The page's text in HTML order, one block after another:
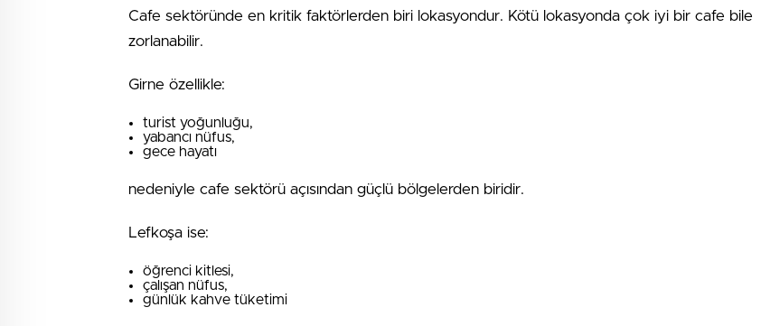
Cafe sektöründe en kritik faktörlerden biri lokasyondur. Kötü lokasyonda çok iyi bir cafe bile
zorlanabilir.
Girne özellikle:
turist yoğunluğu,
yabancı nüfus,
gece hayatı
nedeniyle cafe sektörü açısından güçlü bölgelerden biridir.
Lefkoşa ise:
öğrenci kitlesi,
çalışan nüfus,
günlük kahve tüketimi